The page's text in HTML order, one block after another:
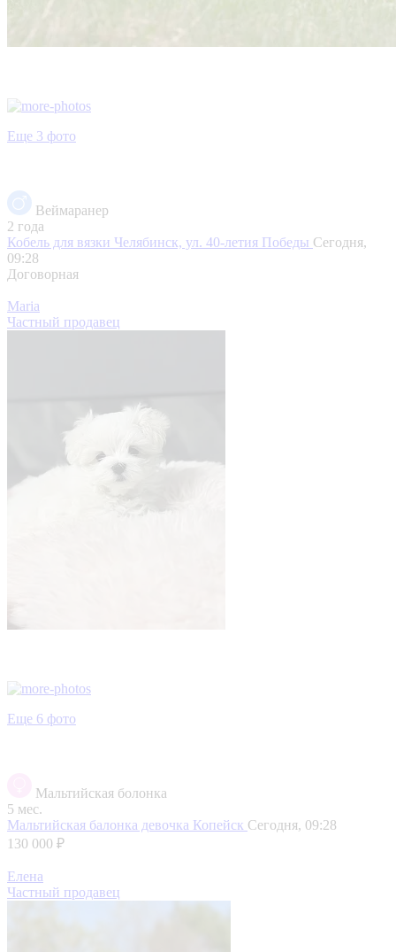
Еще 3 фото
Веймаранер
2 года
Кобель для вязки Челябинск, ул. 40-летия Победы Сегодня,
09:28
Договорная
Maria
Частный продавец
Еще 6 фото
Мальтийская болонка
5 мес.
Мальтийская балонка девочка Копейск Сегодня, 09:28
130 000 ₽
Елена
Частный продавец